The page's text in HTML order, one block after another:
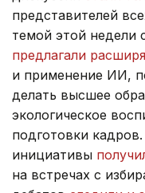
представителей
темой этой недели
предлагали
и применение ИИ,
делать высшее
экологическое
подготовки
инициативы
на встречах с